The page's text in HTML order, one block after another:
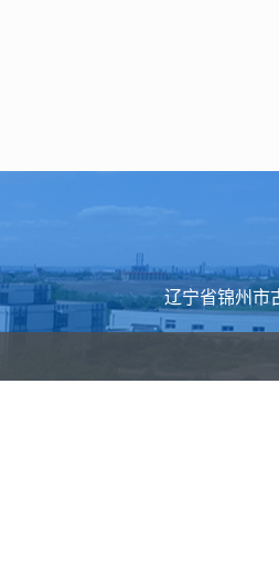
辽宁省锦州市